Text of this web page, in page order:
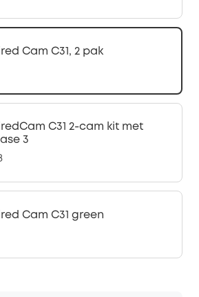
Cam C31, 2 pak
C31 2-cam kit met
3
Cam C31 green